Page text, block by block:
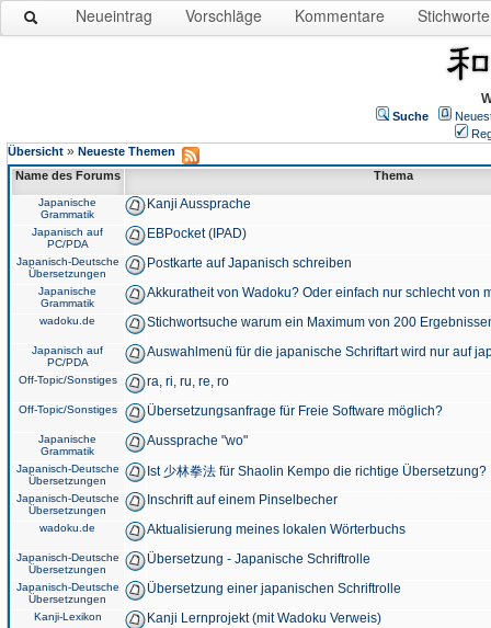
Neueintrag Vorschläge Kommentare Stichworte
Suche
Übersicht » Neueste Themen
Name des Forums
Thema
Japanische
Grammatik
Kanji Aussprache
Japanisch auf
PC/PDA
EBPocket (IPAD)
Japanisch-Deutsche
Übersetzungen
Postkarte auf Japanisch schreiben
Japanische
Grammatik
Akkuratheit von Wadoku? Oder einfach nur schlecht von
wadoku.de Stichwortsuche warum ein Maximum von 200
Japanisch auf
PC/PDA
Auswahlmenü für die japanische Schriftart wird nur auf
Off-Topic/Sonstiges ra, ri, ru, re, ro
Off-Topic/Sonstiges Übersetzungsanfrage für Freie Software möglich?
Japanische
Grammatik
Aussprache "wo"
Japanisch-Deutsche
Übersetzungen
Ist 少林拳法 für Shaolin Kempo die richtige Übersetzung?
Japanisch-Deutsche
Übersetzungen
Inschrift auf einem Pinselbecher
wadoku.de Aktualisierung meines lokalen Wörterbuchs
Japanisch-Deutsche
Übersetzungen
Übersetzung - Japanische Schriftrolle
Japanisch-Deutsche
Übersetzungen
Übersetzung einer japanischen Schriftrolle
Kanji-Lexikon Kanji Lernprojekt (mit Wadoku Verweis)